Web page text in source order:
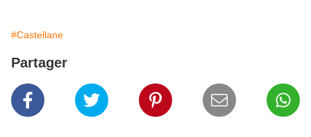
#Castellane
Partager